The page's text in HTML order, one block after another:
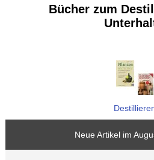
Bücher zum
Neue Artikel im